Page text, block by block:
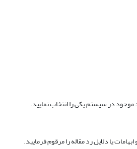
موجود در سیستم یکی را انتخاب نمایید.
یا دلایل رد مقاله را مرقوم فرمایید.